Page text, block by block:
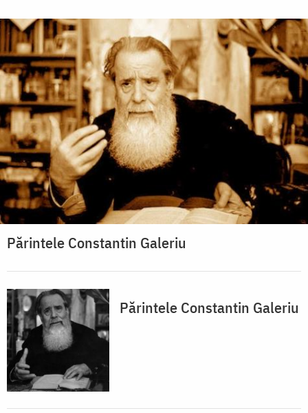
Părintele Constantin Galeriu
Părintele Constantin Galeriu